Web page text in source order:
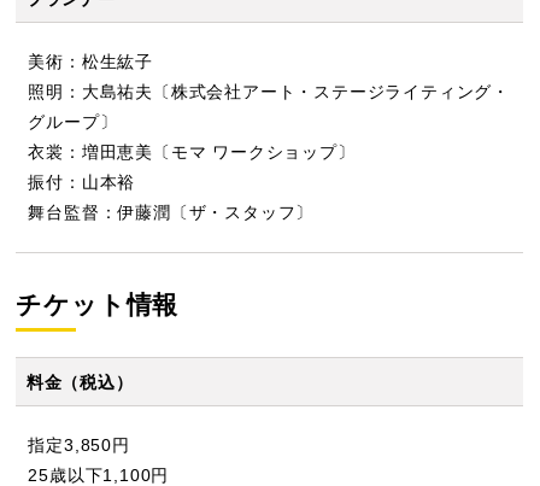
美術：松生紘子
照明：大島祐夫〔株式会社アート・ステージライティング・
グループ〕
衣裳：増田恵美〔モマ ワークショップ〕
振付：山本裕
舞台監督：伊藤潤〔ザ・スタッフ〕
チケット情報
料金（税込）
指定3,850円
25歳以下1,100円